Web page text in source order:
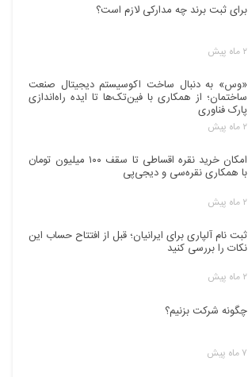
برای ثبت برند چه مدارکی لازم است؟
۲ ماه پیش
«وس» به دنبال ساخت اکوسیستم دیجیتال صنعت
ساختمان؛ از همکاری با فین‌تک‌ها تا ایده راه‌اندازی
پارک فناوری
۲ ماه پیش
امکان خرید نقره اقساطی تا سقف ۱۰۰ میلیون تومان
با همکاری نقره‌سی و دیجی‌پی
۲ ماه پیش
ثبت نام آلپاری برای ایرانیان؛ قبل از افتتاح حساب این
نکات را بررسی کنید
۲ ماه پیش
چگونه شرکت بزنیم؟
۷ ماه پیش